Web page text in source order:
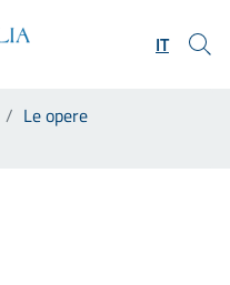
IT
Le opere